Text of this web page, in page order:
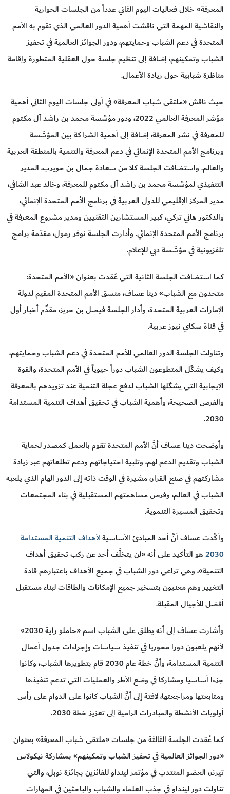
المعرفة» خلال فعاليات اليوم الثاني عدداً من الجلسات الحوارية
والنقاشية المهمة التي ناقشت أهمية الدور العالمي الذي تقوم به الأمم
المتحدة في دعم الشباب وحمايتهم، ودور الجوائز العالمية في تحفيز
الشباب وتمكينهم، إضافة إلى تنظيم جلسة حول العقلية المتطورة وإقامة
مناظرة شبابية حول ريادة الأعمال.
حيث ناقش «ملتقى شباب المعرفة» في أولى جلسات اليوم الثاني أهمية
مؤشر المعرفة العالمي 2022، ودور مؤسَّسة محمد بن راشد آل مكتوم
للمعرفة في نشر المعرفة، إضافة إلى أهمية الشراكة بين المؤسَّسة
وبرنامج الأمم المتحدة الإنمائي في دعم المعرفة والتنمية بالمنطقة العربية
والعالم. واستضافت الجلسة كلاً من سعادة جمال بن حويرب، المدير
التنفيذي لمؤسَّسة محمد بن راشد آل مكتوم للمعرفة، وخالد عبد الشافي،
مدير المركز الإقليمي للدول العربية في برنامج الأمم المتحدة الإنمائي،
والدكتور هاني تركي، كبير المستشارين التقنيين ومدير مشروع المعرفة في
برنامج الأمم المتحدة الإنمائي. وأدارت الجلسة نوفر رمول، مقدّمة برامج
تلفزيونية في مؤسَّسة دبي للإعلام.
كما استضافت الجلسة الثانية التي عُقدت بعنوان «الأمم المتحدة:
متحدون مع الشباب» دينا عساف، منسق الأمم المتحدة المقيم لدولة
الإمارات العربية المتحدة، وأدار الجلسة فيصل بن حريز، مقدِّم أخبار أول
في قناة سكاي نيوز عربية.
وتناولت الجلسة الدور العالمي للأمم المتحدة في دعم الشباب وحمايتهم،
وكيف يشكِّل المتطوعون الشباب دوراً حيوياً في الأمم المتحدة، والقوة
الإيجابية التي يشكّلها الشباب لدفع عجلة التنمية عند تزويدهم بالمعرفة
والفرص الصحيحة، وأهمية الشباب في تحقيق أهداف التنمية المستدامة
2030.
وأوضحت دينا عساف أنَّ الأمم المتحدة تقوم بالعمل كمصدر لحماية
الشباب وتقديم الدعم لهم، وتلبية احتياجاتهم ودعم تطلعاتهم عبر زيادة
مشاركتهم في صنع القرار، مشيرةً في الوقت ذاته إلى الدور الهام الذي يلعبه
الشباب في العالم، وفرص مساهمتهم المستقبلية في بناء المجتمعات
وتحقيق المسيرة التنموية.
وأكَّدت عساف أنَّ أحد المبادئ الأساسيةلأهداف التنمية المستدامة
2030هو التأكيد على أنه «لن يتخلَّف أحد عن ركب تحقيق أهداف
التنمية»، وهي تراعي دور الشباب في جميع الأهداف باعتبارهم قادة
التغيير وهم معنيون بتسخير جميع الإمكانات والطاقات لبناء مستقبل
أفضل للأجيال المقبلة.
وأشارت عساف إلى أنه يطلق على الشباب اسم «حاملو راية 2030»
لأنهم يلعبون دوراً محورياً في تنفيذ سياسات وإجراءات جدول أعمال
التنمية المستدامة، وأنَّ خطة عام 2030 قام بتطويرها الشباب، وكانوا
جزءاً أساسياً ومشاركاً في وضع الأطر والعمليات التي تدعم تنفيذها
ومتابعتها ومراجعتها، لافتة إلى أنَّ الشباب كانوا على الدوام على رأس
أولويات الأنشطة والمبادرات الرامية إلى تعزيز خطة 2030.
كما عُقدت الجلسة الثالثة من جلسات «ملتقى شباب المعرفة» بعنوان
«دور الجوائز العالمية في تحفيز الشباب وتمكينهم» بمشاركة نيكولاس
تيرنر، العضو المنتدب في مؤتمر لينداو للفائزين بجائزة نوبل، والتي
تناولت دور لينداو في جذب العلماء والشباب والباحثين في المهارات